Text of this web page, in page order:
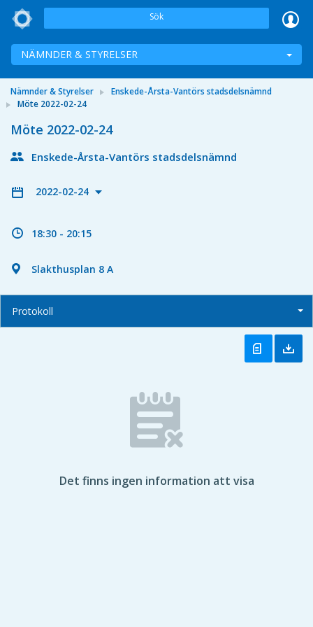
Sök
NÄMNDER & STYRELSER
Nämnder & Styrelser
Enskede-Årsta-Vantörs stadsdelsnämnd
Möte 2022-02-24
Möte 2022-02-24
Enskede-Årsta-Vantörs stadsdelsnämnd
2022-02-24
18:30 - 20:15
Slakthusplan 8 A
Protokoll
Det finns ingen information att visa